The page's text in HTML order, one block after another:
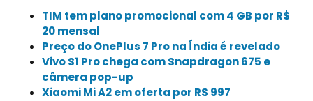
TIM tem plano promocional com 4 GB por R$
20 mensal
Preço do OnePlus 7 Pro na Índia é revelado
Vivo S1 Pro chega com Snapdragon 675 e
câmera pop-up
Xiaomi Mi A2 em oferta por R$ 997